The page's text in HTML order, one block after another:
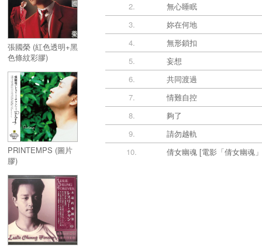
張國榮 (紅色透明+黑
色條紋彩膠)
PRINTEMPS (圖片
膠)
2.
無心睡眠
3.
妳在何地
4.
無形鎖扣
5.
妄想
6.
共同渡過
7.
情難自控
8.
夠了
9.
請勿越軌
10.
倩女幽魂 [電影「倩女幽魂